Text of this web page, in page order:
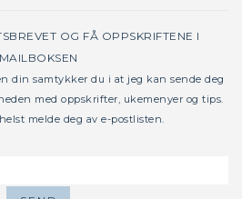
OG FÅ OPPSKRIFTENE I
MAILBOKSEN
din samtykker du i at jeg kan sende deg
med oppskrifter, ukemenyer og tips.
melde deg av e-postlisten.